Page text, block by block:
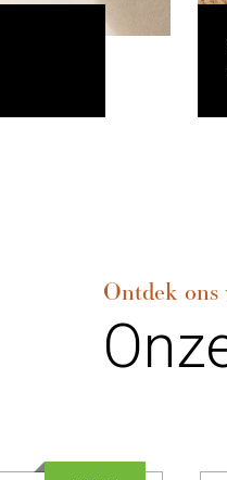
Ontdek ons